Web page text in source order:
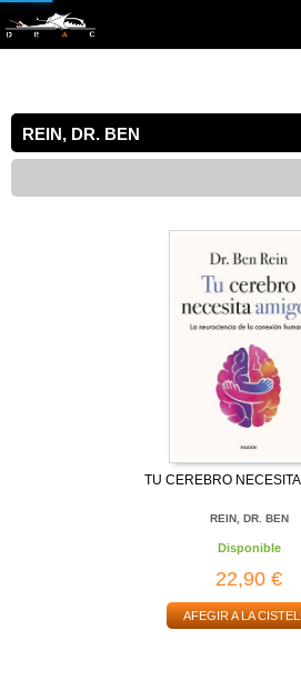
REIN, DR. BEN
TU CEREBRO
REIN, DR. BEN
Disponible
22,90 €
AFEGIR A LA